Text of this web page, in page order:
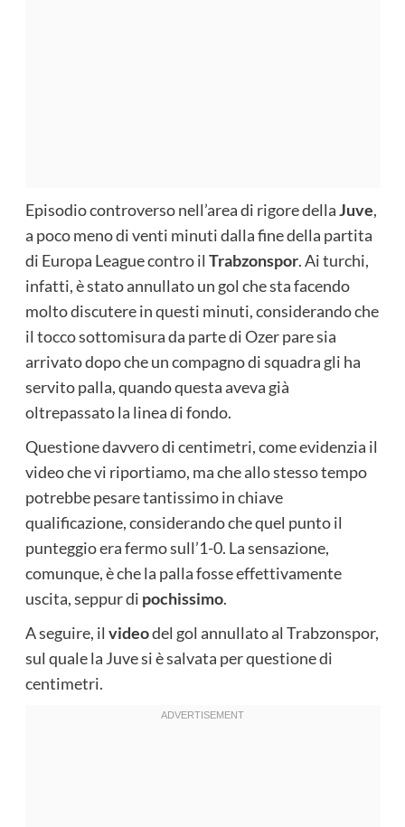
Episodio controverso nell’area di rigore dellaJuve,
a poco meno di venti minuti dalla fine della partita
di Europa League contro il Trabzonspor. Ai turchi,
infatti, è stato annullato un gol che sta facendo
molto discutere in questi minuti, considerando che
il tocco sottomisura da parte di Ozer pare sia
arrivato dopo che un compagno di squadra gli ha
servito palla, quando questa aveva già
oltrepassato la linea di fondo.
Questione davvero di centimetri, come evidenzia il
video che vi riportiamo, ma che allo stesso tempo
potrebbe pesare tantissimo in chiave
qualificazione, considerando che quel punto il
punteggio era fermo sull’1-0. La sensazione,
comunque, è che la palla fosse effettivamente
uscita, seppur di pochissimo.
A seguire, il videodel gol annullato al Trabzonspor,
sul quale la Juve si è salvata per questione di
centimetri.